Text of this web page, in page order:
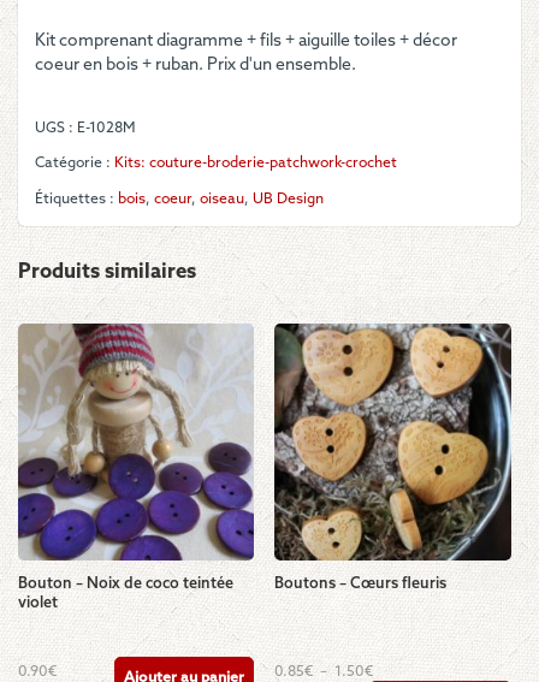
-
Kit
Kit comprenant diagramme + fils + aiguille toiles + décor
coeur en bois + ruban. Prix d'un ensemble.
UGS : E-1028M
Catégorie : Kits: couture-broderie-patchwork-crochet
Étiquettes : bois, coeur, oiseau, UB Design
Produits similaires
Bouton – Noix de coco teintée
violet
0.90€ Ajouter au panier
Boutons – Cœurs fleuris
0.85€ – 1.50€Plage
Ce